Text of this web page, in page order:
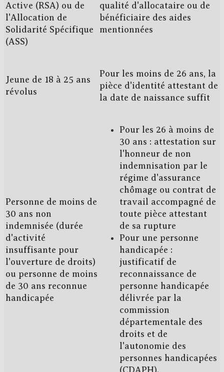
Active (RSA) ou de
l'Allocation de
Solidarité Spécifique
(ASS)
qualité d'allocataire ou de
bénéficiaire des aides
mentionnées
Jeune de 18 à 25 ans
révolus
Pour les moins de 26 ans, la
pièce d'identité attestant de
la date de naissance suffit
Personne de moins de
30 ans non
indemnisée (durée
d'activité
insuffisante pour
l'ouverture de droits)
ou personne de moins
de 30 ans reconnue
handicapée
Pour les 26 à moins de
30 ans : attestation sur
l'honneur de non
indemnisation par le
régime d'assurance
chômage ou contrat de
travail accompagné de
toute pièce attestant
de sa rupture
Pour une personne
handicapée :
justificatif de
reconnaissance de
personne handicapée
délivrée par la
commission
départementale des
droits et de
l'autonomie des
personnes handicapées